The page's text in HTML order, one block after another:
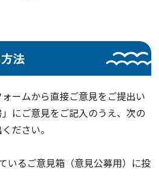
法
ームから直接ご意見をご提出い
にご意見をご記入のうえ、次の
ださい。
いるご意見箱（意見公募用）に投